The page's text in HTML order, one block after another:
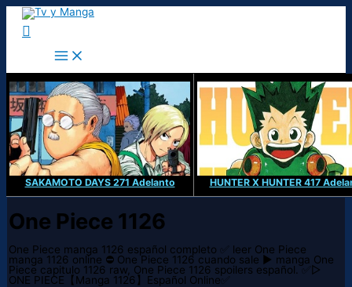
Ir
contenido
Buscar
SAKAMOTO DAYS 271 Adelanto HUNTER X HUNTER 417
One Piece 1126
One Piece manga 1126 español completo ✅ leer One Piece
manga 1126 online ⛔ One Piece 1126 cuando sale ▶️ manga One
Piece capitulo 1126 raw, One Piece 1126 spoilers español. ✅▷
ONE PIECE【Manga 1126】Español Online✅